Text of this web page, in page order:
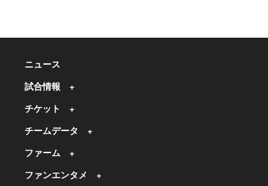
ニュース
試合情報
チケット
チームデータ
ファーム
ファンエンタメ